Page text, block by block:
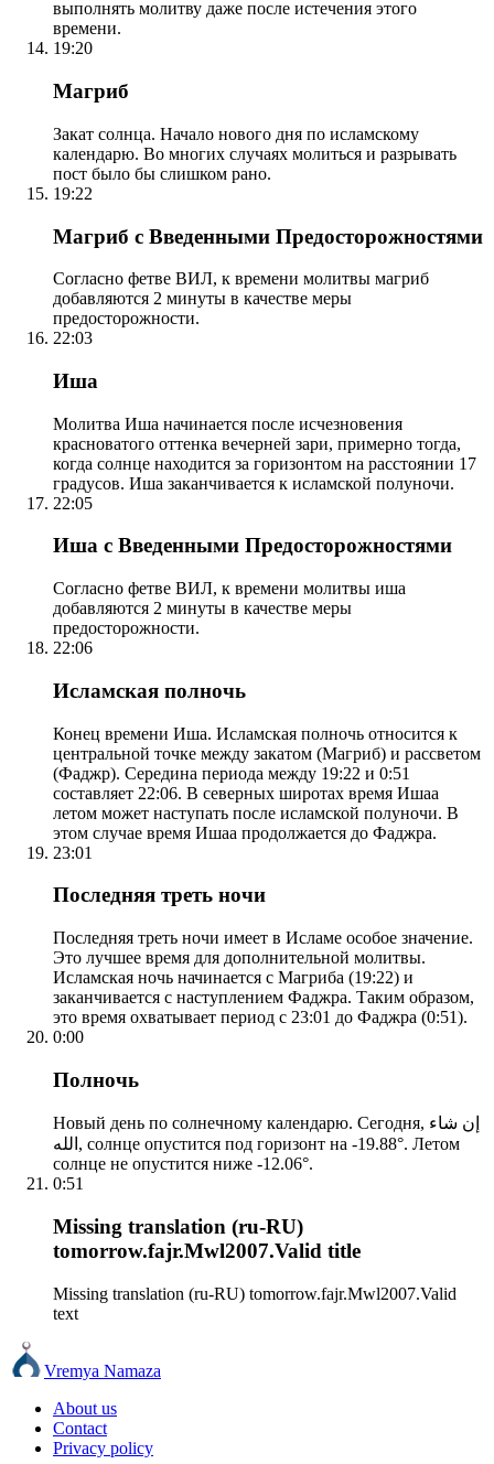
выполнять молитву даже после истечения этого
времени.
19:20
Магриб
Закат солнца. Начало нового дня по исламскому
календарю. Во многих случаях молиться и разрывать
пост было бы слишком рано.
19:22
Магриб с Введенными Предосторожностями
Согласно фетве ВИЛ, к времени молитвы магриб
добавляются 2 минуты в качестве меры
предосторожности.
22:03
Иша
Молитва Иша начинается после исчезновения
красноватого оттенка вечерней зари, примерно тогда,
когда солнце находится за горизонтом на расстоянии 17
градусов. Иша заканчивается к исламской полуночи.
22:05
Иша с Введенными Предосторожностями
Согласно фетве ВИЛ, к времени молитвы иша
добавляются 2 минуты в качестве меры
предосторожности.
22:06
Исламская полночь
Конец времени Иша. Исламская полночь относится к
центральной точке между закатом (Магриб) и рассветом
(Фаджр). Середина периода между 19:22 и 0:51
составляет 22:06. В северных широтах время Ишаа
летом может наступать после исламской полуночи. В
этом случае время Ишаа продолжается до Фаджра.
23:01
Последняя треть ночи
Последняя треть ночи имеет в Исламе особое значение.
Это лучшее время для дополнительной молитвы.
Исламская ночь начинается с Магриба (19:22) и
заканчивается с наступлением Фаджра. Таким образом,
это время охватывает период с 23:01 до Фаджра (0:51).
0:00
Полночь
Новый день по солнечному календарю. Сегодня, إن شاء
الله, солнце опустится под горизонт на -19.88°. Летом
солнце не опустится ниже -12.06°.
0:51
Missing translation (ru-RU)
tomorrow.fajr.Mwl2007.Valid title
Missing translation (ru-RU) tomorrow.fajr.Mwl2007.Valid
text
Vremya Namaza
About us
Contact
Privacy policy